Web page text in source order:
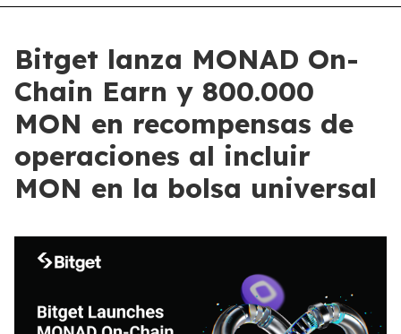
Bitget lanza MONAD On-
Chain Earn y 800.000
MON en recompensas de
operaciones al incluir
MON en la bolsa universal